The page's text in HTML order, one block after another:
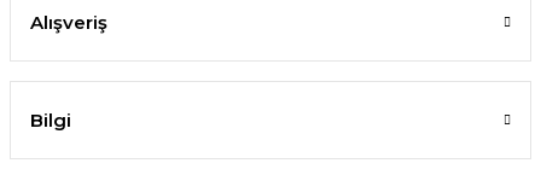
Alışveriş
Bilgi